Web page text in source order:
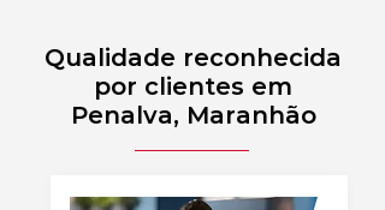
Qualidade reconhecida
por clientes em
Penalva, Maranhão